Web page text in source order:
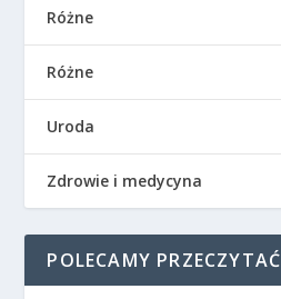
Różne
Różne
Uroda
Zdrowie i medycyna
POLECAMY PRZECZYTAĆ